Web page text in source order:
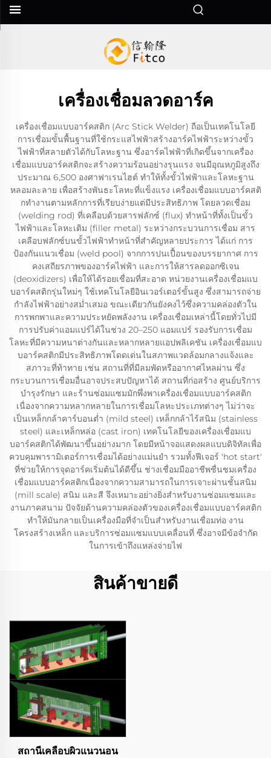
เครื่องเชื่อมลวดอาร์ค
เครื่องเชื่อมแบบอาร์คสติก (Arc Stick Welder) ถือเป็นเทคโนโลยี
การเชื่อมขั้นพื้นฐานที่ใช้กระแสไฟฟ้าสร้างอาร์คไฟฟ้าระหว่างขั้ว
ไฟฟ้าที่สลายตัวได้กับโลหะฐาน ซึ่งอาร์คไฟฟ้าที่เกิดขึ้นจากเครื่อง
เชื่อมแบบอาร์คสติกจะสร้างความร้อนอย่างรุนแรง จนมีอุณหภูมิสูงถึง
ประมาณ 6,500 องศาฟาเรนไฮต์ ทำให้ทั้งขั้วไฟฟ้าและโลหะฐาน
หลอมละลาย เพื่อสร้างพันธะโลหะที่แข็งแรง เครื่องเชื่อมแบบอาร์คสติ
กทำงานตามหลักการที่เรียบง่ายแต่มีประสิทธิภาพ โดยลวดเชื่อม
(welding rod) ที่เคลือบด้วยสารฟลักซ์ (flux) ทำหน้าที่ทั้งเป็นขั้ว
ไฟฟ้าและโลหะเติม (filler metal) ระหว่างกระบวนการเชื่อม สาร
เคลือบฟลักซ์บนขั้วไฟฟ้าทำหน้าที่สำคัญหลายประการ ได้แก่ การ
ป้องกันแนวเชื่อม (weld pool) จากการปนเปื้อนของบรรยากาศ การ
คงเสถียรภาพของอาร์คไฟฟ้า และการให้สารลดออกซิเจน
(deoxidizers) เพื่อให้ได้รอยเชื่อมที่สะอาด หน่วยงานเครื่องเชื่อมแบ
บอาร์คสติกรุ่นใหม่ๆ ใช้เทคโนโลยีอินเวอร์เตอร์ขั้นสูง ซึ่งสามารถจ่าย
กำลังไฟฟ้าอย่างสม่ำเสมอ ขณะเดียวกันยังคงไว้ซึ่งความคล่องตัวใน
การพกพาและความประหยัดพลังงาน เครื่องเชื่อมเหล่านี้โดยทั่วไปมี
การปรับค่าแอมแปร์ได้ในช่วง 20–250 แอมแปร์ รองรับการเชื่อม
โลหะที่มีความหนาต่างกันและหลากหลายแอปพลิเคชัน เครื่องเชื่อมแบ
บอาร์คสติกมีประสิทธิภาพโดดเด่นในสภาพแวดล้อมกลางแจ้งและ
สภาวะที่ท้าทาย เช่น สถานที่ที่มีลมพัดหรืออากาศไหลผ่าน ซึ่ง
กระบวนการเชื่อมอื่นอาจประสบปัญหาได้ สถานที่ก่อสร้าง ศูนย์บริการ
บำรุงรักษา และร้านซ่อมแซมมักพึ่งพาเครื่องเชื่อมแบบอาร์คสติก
เนื่องจากความหลากหลายในการเชื่อมโลหะประเภทต่างๆ ไม่ว่าจะ
เป็นเหล็กกล้าคาร์บอนต่ำ (mild steel) เหล็กกล้าไร้สนิม (stainless
steel) และเหล็กหล่อ (cast iron) เทคโนโลยีของเครื่องเชื่อมแบ
บอาร์คสติกได้พัฒนาขึ้นอย่างมาก โดยมีหน้าจอแสดงผลแบบดิจิทัลเพื่อ
ควบคุมพารามิเตอร์การเชื่อมได้อย่างแม่นยำ รวมทั้งฟีเจอร์ 'hot start'
ที่ช่วยให้การจุดอาร์คเริ่มต้นได้ดีขึ้น ช่างเชื่อมมืออาชีพชื่นชมเครื่อง
เชื่อมแบบอาร์คสติกเนื่องจากความสามารถในการเจาะผ่านชั้นสนิม
(mill scale) สนิม และสี จึงเหมาะอย่างยิ่งสำหรับงานซ่อมแซมและ
งานภาคสนาม ปัจจัยด้านความคล่องตัวของเครื่องเชื่อมแบบอาร์คสติก
ทำให้มันกลายเป็นเครื่องมือที่จำเป็นสำหรับงานเชื่อมท่อ งาน
โครงสร้างเหล็ก และบริการซ่อมแซมแบบเคลื่อนที่ ซึ่งอาจมีข้อจำกัด
ในการเข้าถึงแหล่งจ่ายไฟ
สินค้าขายดี
สถานีเคลือบผิวแนวนอน